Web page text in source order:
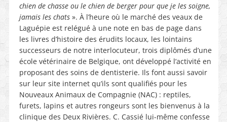
chien de chasse ou le chien de berger pour que je les soigne,
jamais les chats». À l’heure où le marché des veaux de
Laguépie est relégué à une note en bas de page dans
les livres d’histoire des érudits locaux, les lointains
successeurs de notre interlocuteur, trois diplômés d’une
école vétérinaire de Belgique, ont développé l’activité en
proposant des soins de dentisterie. Ils font aussi savoir
sur leur site internet qu’ils sont qualifiés pour les
Nouveaux Animaux de Compagnie (NAC) : reptiles,
furets, lapins et autres rongeurs sont les bienvenus à la
clinique des Deux Rivières. C. Cassié lui-même confesse